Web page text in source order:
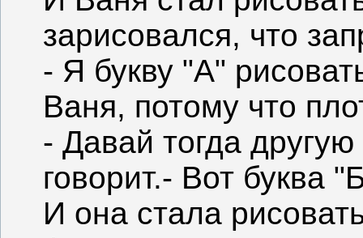
зарисовался, что
- Я букву "А"
Ваня, потому что
- Давай тогда
говорит.- Вот буква
И она стала